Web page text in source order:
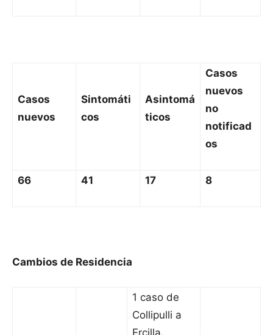
Casos
nuevos
Sintomáti
cos
Asintomá
ticos
Casos
nuevos
no
notificad
os
66 41 17 8
Cambios de Residencia
1 caso de
Collipulli a